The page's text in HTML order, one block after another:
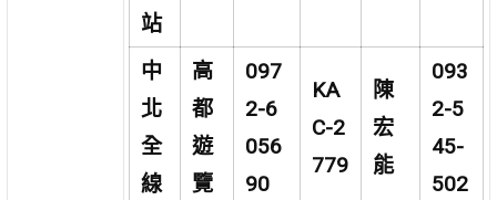
站
中
北
全
線
高
都
遊
覽
097
2-6
056
90
KA
C-2
779
陳
宏
能
093
2-5
45-
502